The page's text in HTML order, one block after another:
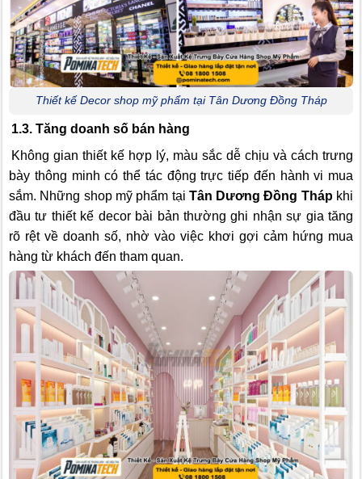
Thiết kế Decor shop mỹ phẩm tại Tân Dương Đồng Tháp
1.3. Tăng doanh số bán hàng
Không gian thiết kế hợp lý, màu sắc dễ chịu và cách trưng
bày thông minh có thể tác động trực tiếp đến hành vi mua
sắm. Những shop mỹ phẩm tại Tân Dương Đồng Thápkhi
đầu tư thiết kế decor bài bản thường ghi nhận sự gia tăng
rõ rệt về doanh số, nhờ vào việc khơi gợi cảm hứng mua
hàng từ khách đến tham quan.